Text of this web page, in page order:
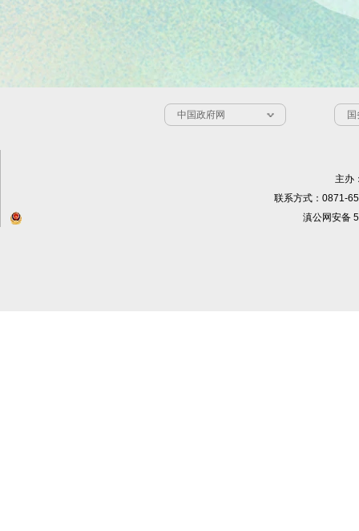
中国政府网
主办
联系方式：0871-
滇公网安备